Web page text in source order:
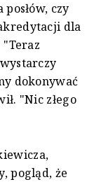
czy
dla
dokonywać
"Nic złego
pogląd, że